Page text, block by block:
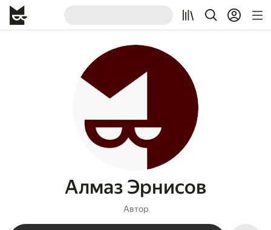
Алмаз Эрнисов
Автор